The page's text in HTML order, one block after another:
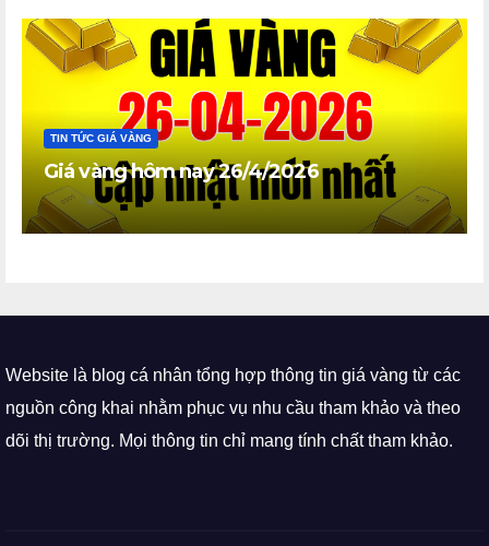
TIN TỨC GIÁ VÀNG
Giá vàng hôm nay 26/4/2026
Website là blog cá nhân tổng hợp thông tin giá vàng từ các
nguồn công khai nhằm phục vụ nhu cầu tham khảo và theo
dõi thị trường. Mọi thông tin chỉ mang tính chất tham khảo.